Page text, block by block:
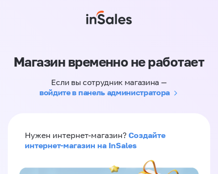
Магазин временно не работает
Если вы сотрудник магазина —
войдите в панель администратора
Нужен интернет-магазин? Создайте
интернет-магазин на InSales